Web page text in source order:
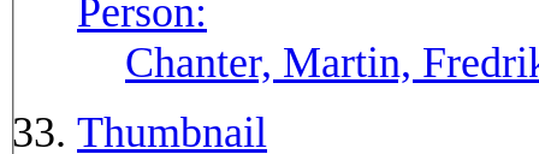
Person:
Chanter, Martin,
Thumbnail